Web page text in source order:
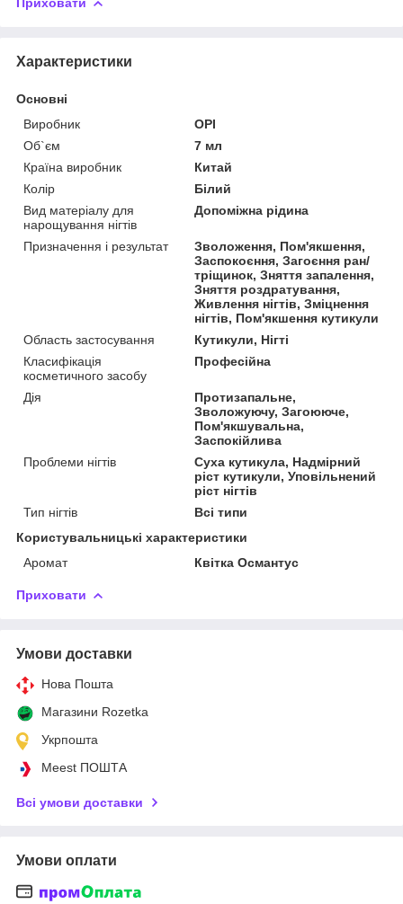
Характеристики
Основні
Виробник
OPI
Об`єм
7 мл
Країна виробник
Китай
Колір
Білий
Вид матеріалу для
нарощування нігтів
Допоміжна рідина
Призначення і результат
Зволоження, Пом'якшення,
Заспокоєння, Загоєння ран/
тріщинок, Зняття запалення,
Зняття роздратування,
Живлення нігтів, Зміцнення
нігтів, Пом'якшення кутикули
Область застосування
Кутикули, Нігті
Класифікація
косметичного засобу
Професійна
Дія
Протизапальне,
Зволожуючу, Загоююче,
Пом'якшувальна,
Заспокійлива
Проблеми нігтів
Суха кутикула, Надмірний
ріст кутикули, Уповільнений
ріст нігтів
Тип нігтів
Всі типи
Користувальницькі характеристики
Аромат
Квітка Османтус
Приховати
Умови доставки
Нова Пошта
Магазини Rozetka
Укрпошта
Meest ПОШТА
Всі умови доставки
Умови оплати